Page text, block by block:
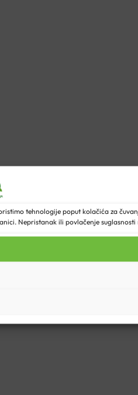
tehnologije poput kolačića za
Nepristanak ili povlačenje